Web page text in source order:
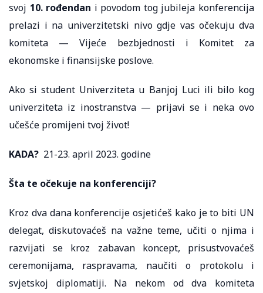
svoj 10. rođendan i povodom tog jubileja konferencija
prelazi i na univerzitetski nivo gdje vas očekuju dva
komiteta — Vijeće bezbjednosti i Komitet za
ekonomske i finansijske poslove.
Ako si student Univerziteta u Banjoj Luci ili bilo kog
univerziteta iz inostranstva — prijavi se i neka ovo
učešće promijeni tvoj život!
KADA? 21-23. april 2023. godine
Šta te očekuje na konferenciji?
Kroz dva dana konferencije osjetićeš kako je to biti UN
delegat, diskutovaćeš na važne teme, učiti o njima i
razvijati se kroz zabavan koncept, prisustvovaćeš
ceremonijama, raspravama, naučiti o protokolu i
svjetskoj diplomatiji. Na nekom od dva komiteta